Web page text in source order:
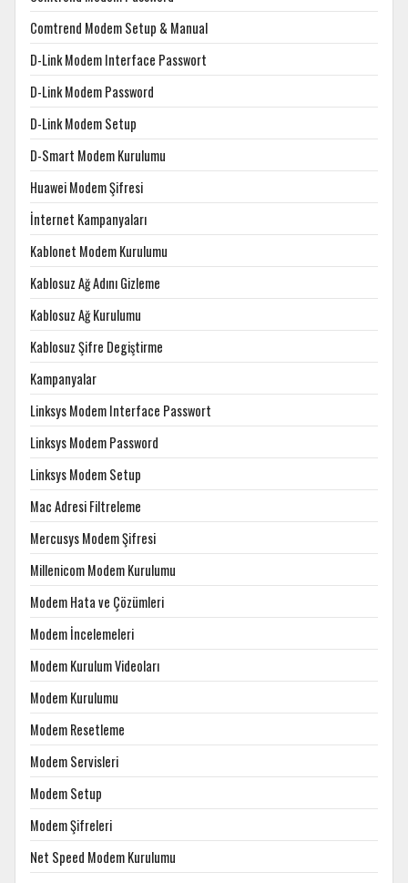
Comtrend Modem Setup & Manual
D-Link Modem Interface Passwort
D-Link Modem Password
D-Link Modem Setup
D-Smart Modem Kurulumu
Huawei Modem Şifresi
İnternet Kampanyaları
Kablonet Modem Kurulumu
Kablosuz Ağ Adını Gizleme
Kablosuz Ağ Kurulumu
Kablosuz Şifre Degiştirme
Kampanyalar
Linksys Modem Interface Passwort
Linksys Modem Password
Linksys Modem Setup
Mac Adresi Filtreleme
Mercusys Modem Şifresi
Millenicom Modem Kurulumu
Modem Hata ve Çözümleri
Modem İncelemeleri
Modem Kurulum Videoları
Modem Kurulumu
Modem Resetleme
Modem Servisleri
Modem Setup
Modem Şifreleri
Net Speed Modem Kurulumu